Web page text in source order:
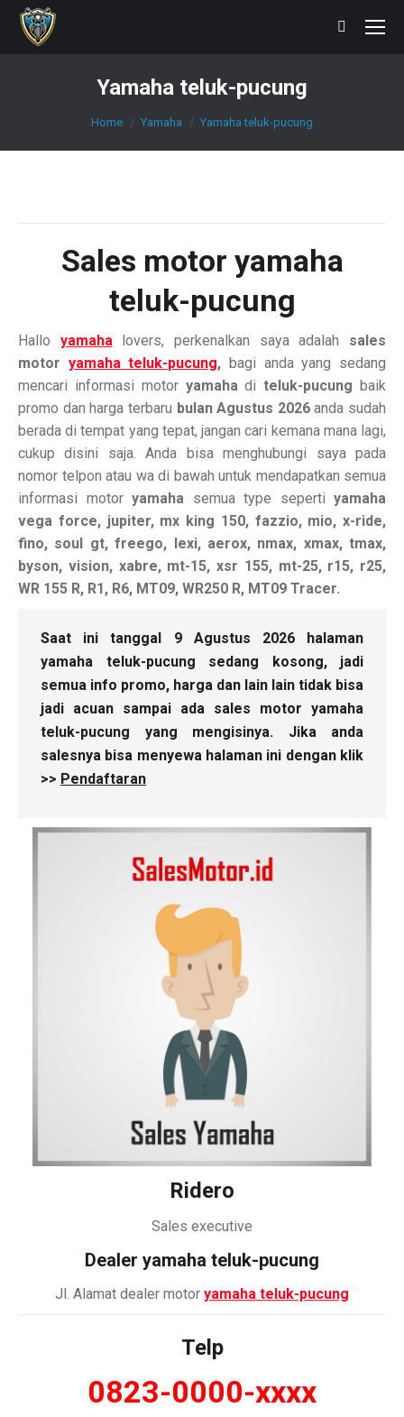
Search:
Yamaha teluk-pucung
You are here:
Home Yamaha Yamaha teluk-pucung
Sales motor yamaha
teluk-pucung
Hallo yamahalovers, perkenalkan saya adalah sales
motor yamaha teluk-pucung,bagi anda yang sedang
mencari informasi motor yamahaditeluk-pucung baik
promo dan harga terbaru bulan Agustus 2026anda sudah
berada di tempat yang tepat, jangan cari kemana mana lagi,
cukup disini saja. Anda bisa menghubungi saya pada
nomor telpon atau wa di bawah untuk mendapatkan semua
informasi motor yamaha semua type seperti yamaha
vega force, jupiter, mx king 150, fazzio, mio, x-ride,
fino, soul gt, freego, lexi, aerox, nmax, xmax, tmax,
byson, vision, xabre, mt-15, xsr 155, mt-25, r15, r25,
WR 155 R, R1, R6, MT09, WR250 R, MT09 Tracer.
Saat ini tanggal 9 Agustus 2026 halaman
yamaha teluk-pucung sedang kosong, jadi
semua info promo, harga dan lain lain tidak bisa
jadi acuan sampai ada sales motor yamaha
teluk-pucung yang mengisinya. Jika anda
salesnya bisa menyewa halaman ini dengan klik
>> Pendaftaran
Ridero
Sales executive
Dealer yamaha teluk-pucung
Jl. Alamat dealer motor yamaha teluk-pucung
Telp
0823-0000-xxxx